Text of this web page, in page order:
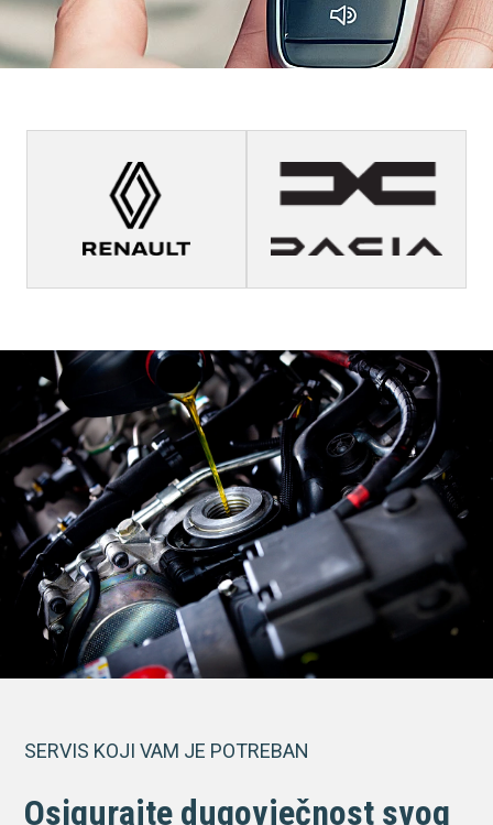
SERVIS KOJI VAM JE POTREBAN
Osigurajte dugovječnost svog